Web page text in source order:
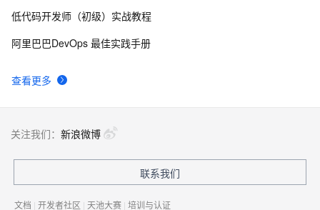
查看更多
低代码开发师（初级）实战教程
阿里巴巴DevOps 最佳实践手册
关注我们： 新浪微博
联系我们
文档 | 开发者社区 | 天池大赛 | 培训与认证